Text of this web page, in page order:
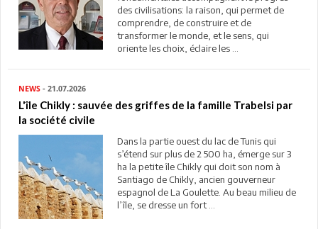
des civilisations: la raison, qui permet de
comprendre, de construire et de
transformer le monde, et le sens, qui
oriente les choix, éclaire les ...
NEWS - 21.07.2026
L'île Chikly : sauvée des griffes de la famille Trabelsi par
la société civile
Dans la partie ouest du lac de Tunis qui
s’étend sur plus de 2 500 ha, émerge sur 3
ha la petite île Chikly qui doit son nom à
Santiago de Chikly, ancien gouverneur
espagnol de La Goulette. Au beau milieu de
l’île, se dresse un fort ...